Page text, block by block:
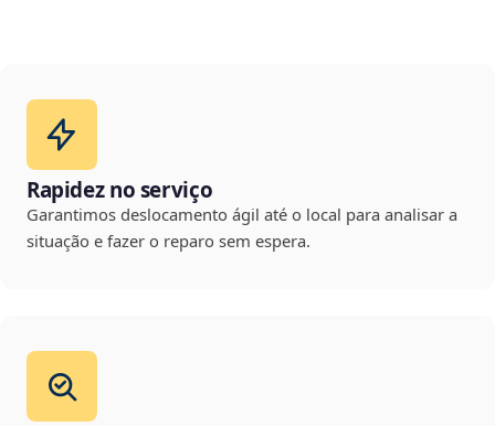
Rapidez no serviço
Garantimos deslocamento ágil até o local para analisar a
situação e fazer o reparo sem espera.